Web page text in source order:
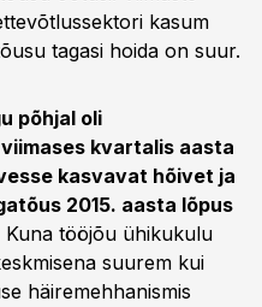
kasum
tagasi hoida on suur.
põhjal oli
kvartalis aasta
kasvavat hõivet ja
2015. aasta lõpus
Kuna tööjõu ühikukulu
suurem kui
häiremehhanismis